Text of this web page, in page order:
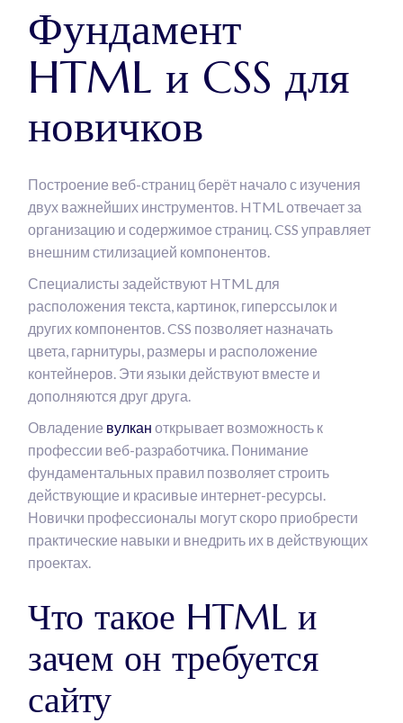
Фундамент
HTML и CSS для
новичков
Построение веб-страниц берёт начало с изучения
двух важнейших инструментов. HTML отвечает за
организацию и содержимое страниц. CSS управляет
внешним стилизацией компонентов.
Специалисты задействуют HTML для
расположения текста, картинок, гиперссылок и
других компонентов. CSS позволяет назначать
цвета, гарнитуры, размеры и расположение
контейнеров. Эти языки действуют вместе и
дополняются друг друга.
Овладение вулкан открывает возможность к
профессии веб-разработчика. Понимание
фундаментальных правил позволяет строить
действующие и красивые интернет-ресурсы.
Новички профессионалы могут скоро приобрести
практические навыки и внедрить их в действующих
проектах.
Что такое HTML и
зачем он требуется
сайту